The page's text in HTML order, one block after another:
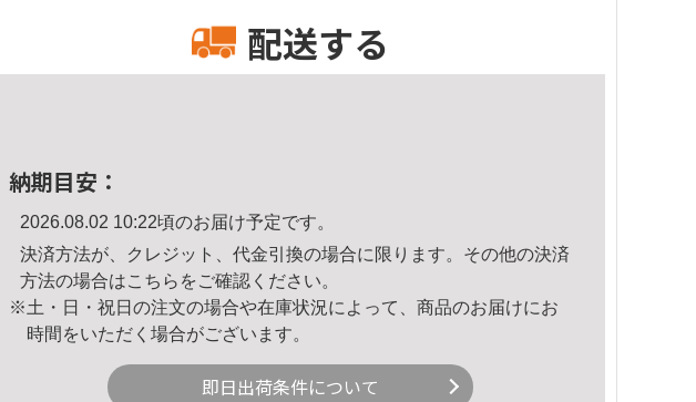
配送する
納期目安：
2026.08.02 10:22頃のお届け予定です。
決済方法が、クレジット、代金引換の場合に限ります。その他の決済
方法の場合はこちら をご確認ください。
※土・日・祝日の注文の場合や在庫状況によって、商品のお届けにお
時間をいただく場合がございます。
即日出荷条件について